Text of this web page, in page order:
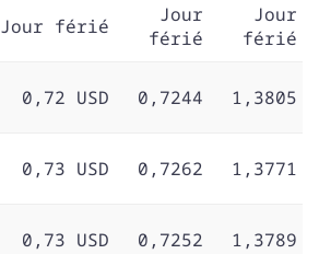
Jour férié
Jour
férié
Jour
férié
0,72 USD 0,7244 1,3805
0,73 USD 0,7262 1,3771
0,73 USD 0,7252 1,3789